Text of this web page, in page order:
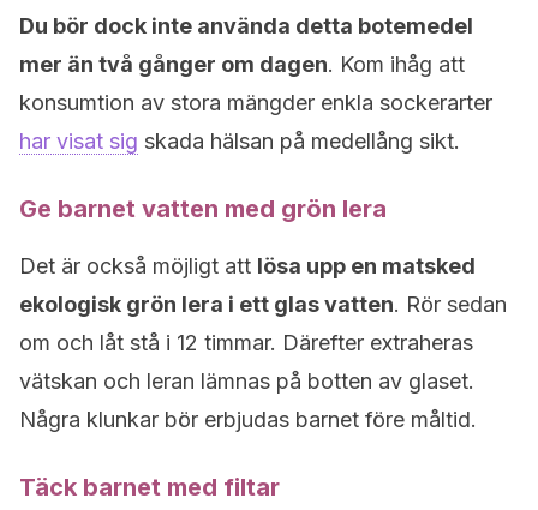
Du bör dock inte använda detta botemedel
mer än två gånger om dagen. Kom ihåg att
konsumtion av stora mängder enkla sockerarter
har visat sig skada hälsan på medellång sikt.
Ge barnet vatten med grön lera
Det är också möjligt att lösa upp en matsked
ekologisk grön lera i ett glas vatten. Rör sedan
om och låt stå i 12 timmar. Därefter extraheras
vätskan och leran lämnas på botten av glaset.
Några klunkar bör erbjudas barnet före måltid.
Täck barnet med filtar